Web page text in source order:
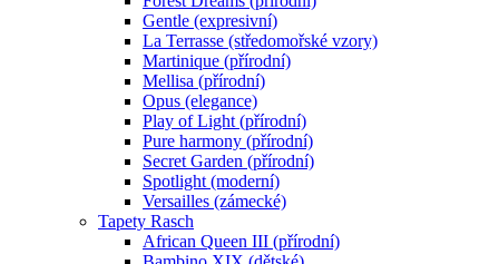
Gentle (expresivní)
La Terrasse (středomořské vzory)
Martinique (přírodní)
Mellisa (přírodní)
Opus (elegance)
Play of Light (přírodní)
Pure harmony (přírodní)
Secret Garden (přírodní)
Spotlight (moderní)
Versailles (zámecké)
Tapety Rasch
African Queen III (přírodní)